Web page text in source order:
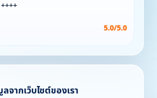
5.0/5.0
จากเว็บไซต์ของเรา